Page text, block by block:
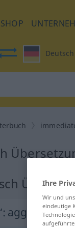
SHOP
Deutsch
: aggettivo
Ihre
Wir und
eindeutige